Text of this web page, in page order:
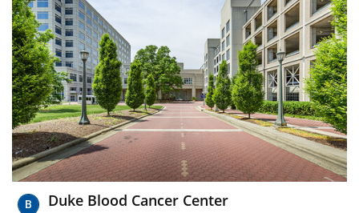
Duke Blood Cancer Center